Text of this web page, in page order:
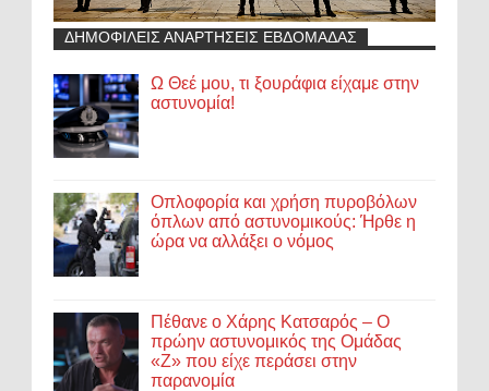
ΔΗΜΟΦΙΛΕΙΣ ΑΝΑΡΤΗΣΕΙΣ ΕΒΔΟΜΑΔΑΣ
Ω Θεέ μου, τι ξουράφια είχαμε στην
αστυνομία!
Οπλοφορία και χρήση πυροβόλων
όπλων από αστυνομικούς: Ήρθε η
ώρα να αλλάξει ο νόμος
Πέθανε ο Χάρης Κατσαρός – Ο
πρώην αστυνομικός της Ομάδας
«Ζ» που είχε περάσει στην
παρανομία